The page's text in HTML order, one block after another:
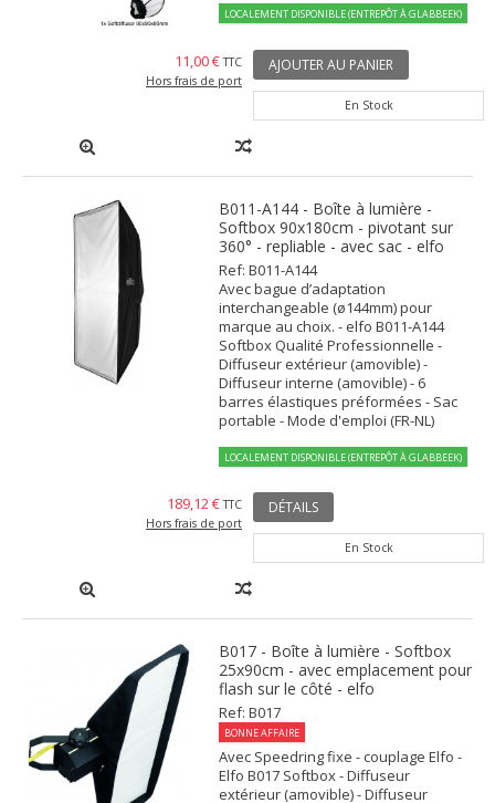
LOCALEMENT DISPONIBLE (ENTREPÔT À GLABBEEK)
11,00 € TTC
Hors frais de port
AJOUTER AU PANIER
En Stock
B011-A144 - Boîte à lumière -
Softbox 90x180cm - pivotant sur
360° - repliable - avec sac - elfo
Ref: B011-A144
Avec bague d’adaptation
interchangeable (ø144mm) pour
marque au choix. - elfo B011-A144
Softbox Qualité Professionnelle -
Diffuseur extérieur (amovible) -
Diffuseur interne (amovible) - 6
barres élastiques préformées - Sac
portable - Mode d'emploi (FR-NL)
LOCALEMENT DISPONIBLE (ENTREPÔT À GLABBEEK)
189,12 € TTC
Hors frais de port
DÉTAILS
En Stock
B017 - Boîte à lumière - Softbox
25x90cm - avec emplacement pour
flash sur le côté - elfo
Ref: B017
BONNE AFFAIRE
Avec Speedring fixe - couplage Elfo -
Elfo B017 Softbox - Diffuseur
extérieur (amovible) - Diffuseur